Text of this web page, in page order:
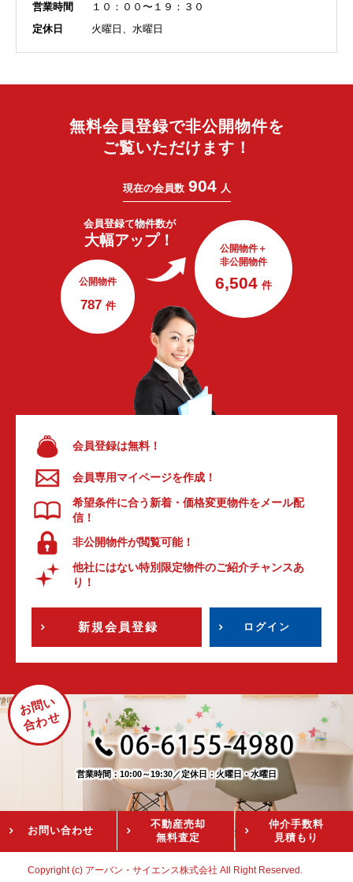
営業時間
１０：００〜１９：３０
定休日
火曜日、水曜日
無料会員登録で非公開物件を
ご覧いただけます！
現在の会員数 904 人
会員登録で物件数が
大幅アップ！
公開物件
787 件
公開物件＋
非公開物件
6,504 件
会員登録は無料！
会員専用マイページを作成！
希望条件に合う新着・価格変更物件をメール配
信！
非公開物件が閲覧可能！
他社にはない特別限定物件のご紹介チャンスあ
り！
新規会員登録 ログイン
お問い
合わせ
営業時間：10:00～19:30／定休日：火曜日・水曜日
お問い合わせ
不動産売却
無料査定
仲介手数料
見積もり
Copyright (c) アーバン・サイエンス株式会社 All Right Reserved.